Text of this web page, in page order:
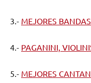
3.- MEJORES
4.- PAGANINI,
5.- MEJORES